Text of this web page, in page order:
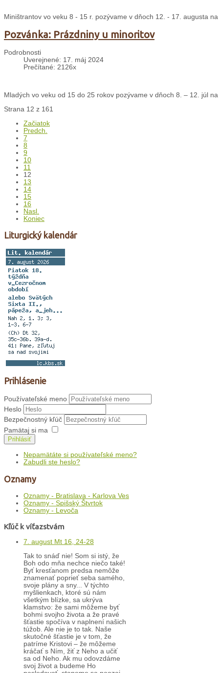
Miništrantov vo veku 8 - 15 r. pozývame v dňoch 12. - 17. augusta
Pozvánka: Prázdniny u minoritov
Podrobnosti
Uverejnené: 17. máj 2024
Prečítané: 2126x
Mladých vo veku od 15 do 25 rokov pozývame v dňoch 8. – 12. júl
Strana 12 z 161
Začiatok
Predch.
7
8
9
10
11
12
13
14
15
16
Nasl.
Koniec
Liturgický kalendár
Prihlásenie
Používateľské meno
Heslo
Bezpečnostný kľúč
Pamätaj si ma
Prihlásiť
Nepamätáte si používateľské meno?
Zabudli ste heslo?
Oznamy
Oznamy - Bratislava - Karlova Ves
Oznamy - Spišský Štvrtok
Oznamy - Levoča
Kľúč k víťazstvám
7. august Mt 16, 24-28
Tak to snáď nie! Som si istý, že
Boh odo mňa nechce niečo také!
Byť kresťanom predsa nemôže
znamenať poprieť seba samého,
svoje plány a sny... V týchto
myšlienkach, ktoré sú nám
všetkým blízke, sa ukrýva
klamstvo: že sami môžeme byť
bohmi svojho života a že pravé
šťastie spočíva v naplnení našich
túžob. Ale nie je to tak. Naše
skutočné šťastie je v tom, že
patríme Kristovi – že môžeme
kráčať s Ním, žiť z Neho a učiť
sa od Neho. Ak mu odovzdáme
svoj život a budeme Ho